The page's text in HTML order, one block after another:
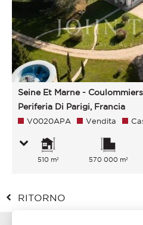
Seine Et Marne - Coulommiers
Periferia Di Parigi, Francia
V0020APA Vendita
510 m² 570 000 m²
RITORNO